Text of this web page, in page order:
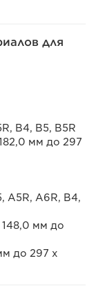
для
B4, B5, B5R
мм до 297
A5R, A6R, B4,
148,0 мм до
до 297 х